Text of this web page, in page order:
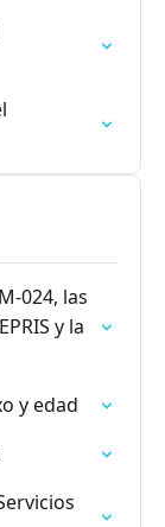
024, las
y la
y edad